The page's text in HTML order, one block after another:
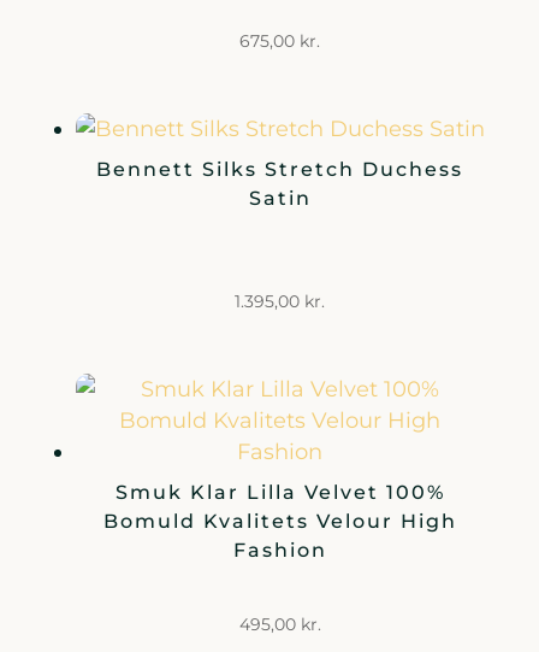
675,00 kr.
Bennett Silks Stretch Duchess
Satin
1.395,00 kr.
Smuk Klar Lilla Velvet 100%
Bomuld Kvalitets Velour High
Fashion
495,00 kr.